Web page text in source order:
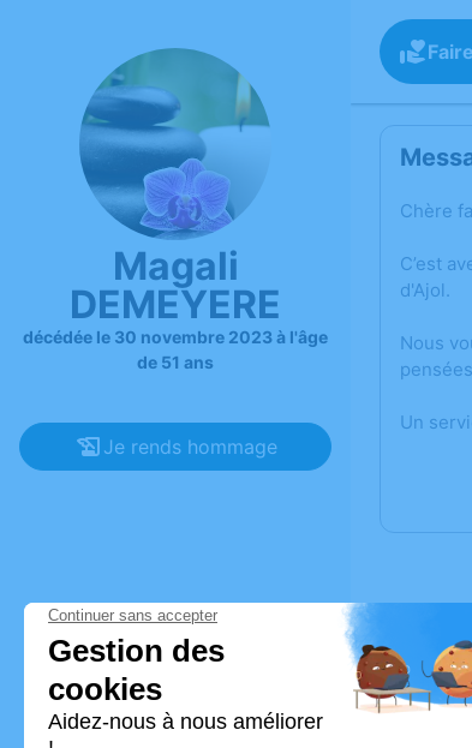
Magali
DEMEYERE
décédée le 30 novembre 2023 à l'âge
de 51 ans
Je rends hommage
Chère
C’est
d'Ajol.
Nous
Un